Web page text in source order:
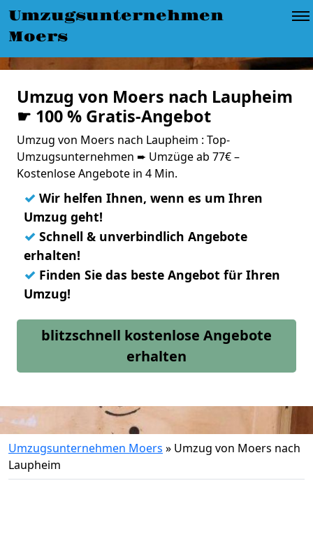
Umzugsunternehmen
Moers
Umzug von Moers nach Laupheim
☛ 100 % Gratis-Angebot
Umzug von Moers nach Laupheim : Top-
Umzugsunternehmen ➨ Umzüge ab 77€ –
Kostenlose Angebote in 4 Min.
✓ Wir helfen Ihnen, wenn es um Ihren
Umzug geht!
✓ Schnell & unverbindlich Angebote
erhalten!
✓ Finden Sie das beste Angebot für Ihren
Umzug!
blitzschnell kostenlose Angebote
erhalten
Umzugsunternehmen Moers » Umzug von Moers nach
Laupheim